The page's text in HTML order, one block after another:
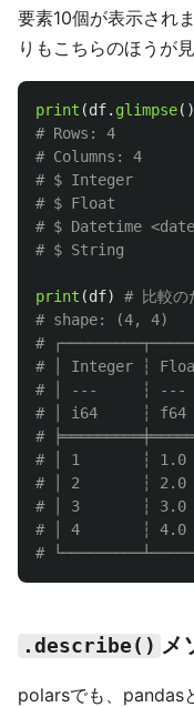
要素10個が表示され
りもこちらのほうが
print (df. glimpse
# Rows: 4
# Columns: 4
# $ Integer
# $ Float
# $ Datetime
print (df)
# 比較の
# shape: (4, 4)
#
# │ Integer ┆
# │ ---     ┆
# │ i64     ┆
#
# │ 1       ┆ 1.0
# │ 2       ┆ 2.0
# │ 3       ┆ 3.0
# │ 4       ┆ 4.0
.describe() メ
polarsでも、pandas